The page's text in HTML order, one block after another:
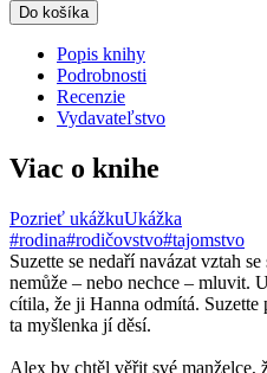
Do košíka
Popis knihy
Podrobnosti
Recenzie
Vydavateľstvo
Viac o knihe
Pozrieť ukážkuUkážka
#rodina#rodičovstvo#tajomstvo
Suzette se nedaří navázat vztah
nemůže – nebo nechce – mluvit.
cítila, že ji Hanna odmítá.
ta myšlenka jí děsí.
Alex by chtěl věřit své manželce,